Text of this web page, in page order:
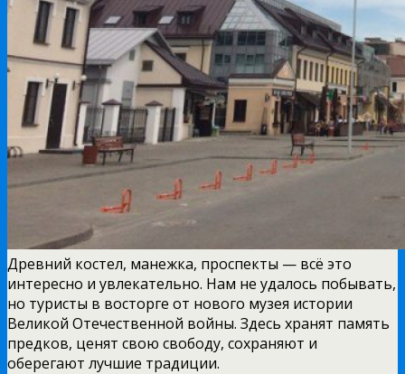
Древний костел, манежка, проспекты — всё это
интересно и увлекательно. Нам не удалось побывать,
но туристы в восторге от нового музея истории
Великой Отечественной войны. Здесь хранят память
предков, ценят свою свободу, сохраняют и
оберегают лучшие традиции.